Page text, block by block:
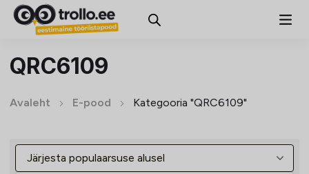
QRC6109
Avaleht E-pood Kategooria "QRC6109"